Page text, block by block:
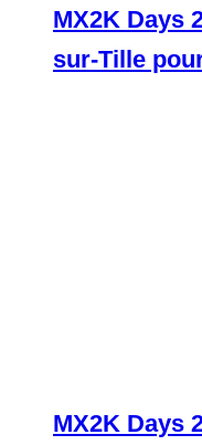
MX2K Days
sur-Tille
MX2K Days